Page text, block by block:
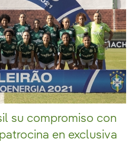
su compromiso con
en exclusiva